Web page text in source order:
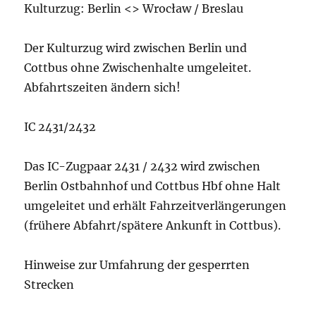
Kulturzug: Berlin <> Wrocław / Breslau
Der Kulturzug wird zwischen Berlin und
Cottbus ohne Zwischenhalte umgeleitet.
Abfahrtszeiten ändern sich!
IC 2431/2432
Das IC-Zugpaar 2431 / 2432 wird zwischen
Berlin Ostbahnhof und Cottbus Hbf ohne Halt
umgeleitet und erhält Fahrzeitverlängerungen
(frühere Abfahrt/spätere Ankunft in Cottbus).
Hinweise zur Umfahrung der gesperrten
Strecken